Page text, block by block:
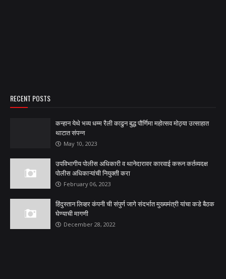
RECENT POSTS
कन्हान येथे भव्य धम्म रैली काढुन बुद्ध पौर्णिमा महोत्सव मोठ्या उत्साहात
थाटात संपन्न
May 10, 2023
उपविभागीय पोलीस अधिकारी व थानेदारावर कारवाई करून कर्तव्यदक्ष
पोलीस अधिकाऱ्यांची नियुक्ती करा
February 06, 2023
हिंदुस्तान लिव्हर कंपनी ची संपुर्ण जागे संदर्भात मुख्यमंत्री यांचा कडे बैठक
घेण्याची मागणी
December 28, 2022